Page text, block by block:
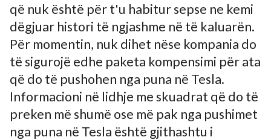
që nuk është për t'u habitur sepse ne kemi
dëgjuar histori të ngjashme në të kaluarën.
Për momentin, nuk dihet nëse kompania do
të sigurojë edhe paketa kompensimi për ata
që do të pushohen nga puna në Tesla.
Informacioni në lidhje me skuadrat që do të
preken më shumë ose më pak nga pushimet
nga puna në Tesla është gjithashtu i